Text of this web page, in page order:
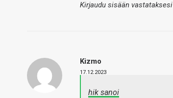
Kirjaudu sisään vastataksesi
Kizmo
17.12.2023
hik sanoi